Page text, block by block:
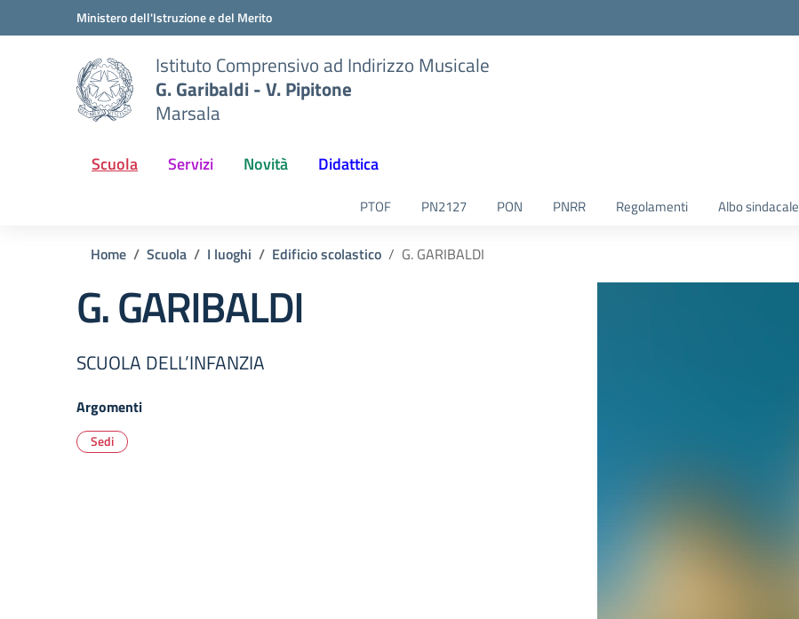
Vai ai contenuti
Vai al menu di navigazioneMinistero dell'Istruzione e del Merito
Istituto Comprensivo ad Indirizzo Musicale
G. Garibaldi - V. Pipitone
Marsala
Scuola Servizi Novità Didattica
PTOF PN2127 PON PNRR Regolamenti Albo sindacale
Home Scuola I luoghi Edificio scolastico G. GARIBALDI
G. GARIBALDI
SCUOLA DELL’INFANZIA
Argomenti
Sedi